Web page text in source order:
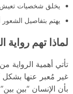
يخلق شخصيات تعيش
يهتم بتفاصيل
لماذا تهم
تأتي أهمية الرواية
غير مُعبر عنها بشكل
بأن الإنسان “بين